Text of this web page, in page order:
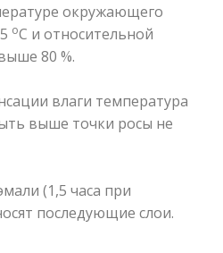
окружающего
оС и относительной
80 %.
влаги температура
выше точки росы не
(1,5 часа при
последующие слои.